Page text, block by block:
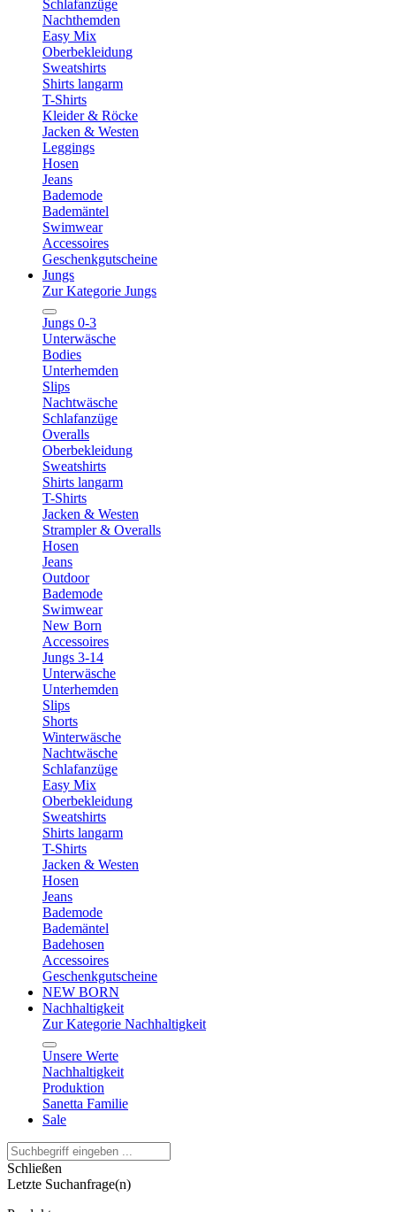
Schlafanzüge
Nachthemden
Easy Mix
Oberbekleidung
Sweatshirts
Shirts langarm
T-Shirts
Kleider & Röcke
Jacken & Westen
Leggings
Hosen
Jeans
Bademode
Bademäntel
Swimwear
Accessoires
Geschenkgutscheine
Jungs
Zur Kategorie Jungs
Jungs 0-3
Unterwäsche
Bodies
Unterhemden
Slips
Nachtwäsche
Schlafanzüge
Overalls
Oberbekleidung
Sweatshirts
Shirts langarm
T-Shirts
Jacken & Westen
Strampler & Overalls
Hosen
Jeans
Outdoor
Bademode
Swimwear
New Born
Accessoires
Jungs 3-14
Unterwäsche
Unterhemden
Slips
Shorts
Winterwäsche
Nachtwäsche
Schlafanzüge
Easy Mix
Oberbekleidung
Sweatshirts
Shirts langarm
T-Shirts
Jacken & Westen
Hosen
Jeans
Bademode
Bademäntel
Badehosen
Accessoires
Geschenkgutscheine
NEW BORN
Nachhaltigkeit
Zur Kategorie Nachhaltigkeit
Unsere Werte
Nachhaltigkeit
Produktion
Sanetta Familie
Sale
Schließen
Letzte Suchanfrage(n)